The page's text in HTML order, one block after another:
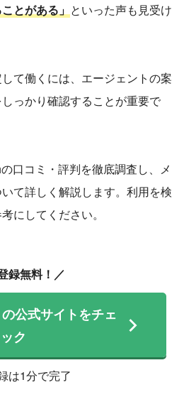
とがある」 といった声も見受け
て働くには、エージェントの案
っかり確認することが重要で
口コミ・評判を徹底調査し、メ
て詳しく解説します。利用を検
にしてください。
録無料！／
公式サイトをチェ
ック
は1分で完了